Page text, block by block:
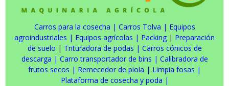
Carros para la cosecha | Carros Tolva | Equipos
agroindustriales | Equipos agrícolas | Packing | Preparación
de suelo | Trituradora de podas | Carros cónicos de
descarga | Carro transportador de bins | Calibradora de
frutos secos | Remecedor de piola | Limpia fosas |
Plataforma de cosecha y poda |